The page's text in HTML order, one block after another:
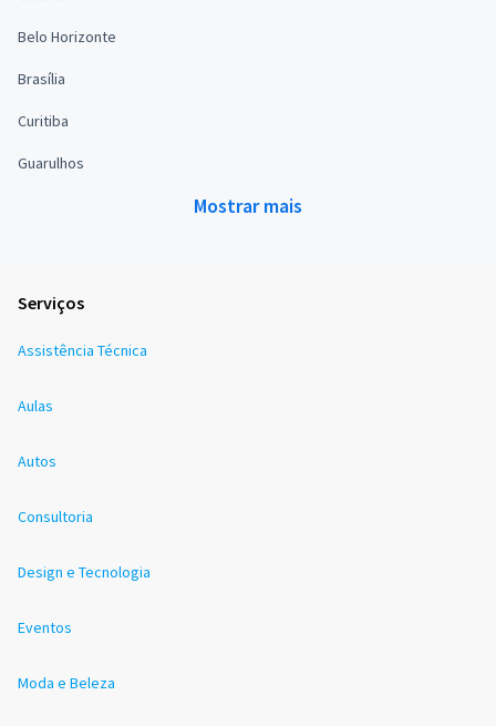
Belo Horizonte
Brasília
Curitiba
Guarulhos
Mostrar mais
Serviços
Assistência Técnica
Aulas
Autos
Consultoria
Design e Tecnologia
Eventos
Moda e Beleza